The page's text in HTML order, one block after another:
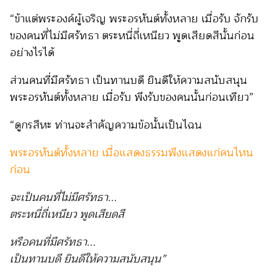
“ข้าแต่พระองค์ผู้เจริญ พระอรหันต์ทั้งหลาย เมื่อรับ จักรับ
ของคนที่ไม่มีศรัทธา ตระหนี่ถี่เหนียว พูดเสียดสีนั้นก่อน
อย่างไรได้
ส่วนคนที่มีศรัทธา เป็นทานบดี ยินดีให้ความสนับสนุน
พระอรหันต์ทั้งหลาย เมื่อรับ พึงรับของคนนั้นก่อนเทียว”
“ดูกรสีหะ ท่านจะสำคัญความข้อนั้นเป็นไฉน
พระอรหันต์ทั้งหลาย เมื่อแสดงธรรมพึงแสดงแก่คนไหน
ก่อน
จะเป็นคนที่ไม่มีศรัทธา...
ตระหนี่ถี่เหนียว พูดเสียดสี
หรือคนที่มีศรัทธา...
เป็นทานบดี ยินดีให้ความสนับสนุน”